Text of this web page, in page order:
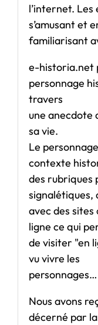
l’internet.
s’amusant et
familiarisant
e-historia.net
personnage
travers
une anecdote
sa vie.
Le
contexte
des rubriques
signalétiques,
avec des
ligne ce qui
de visiter "en
vu vivre les
personnages…
Nous avons
décerné par la